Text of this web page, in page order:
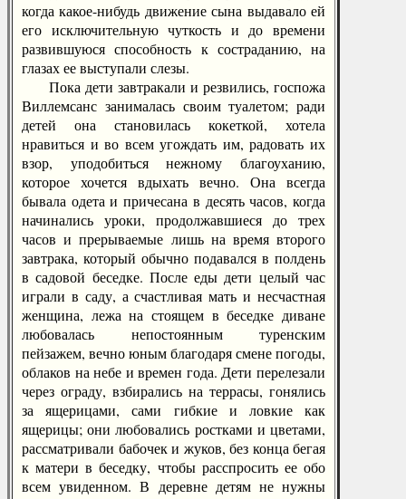
когда какое-нибудь движение сына выдавало ей
его исключительную чуткость и до времени
развившуюся способность к состраданию, на
глазах ее выступали слезы.
Пока дети завтракали и резвились, госпожа
Виллемсанс занималась своим туалетом; ради
детей она становилась кокеткой, хотела
нравиться и во всем угождать им, радовать их
взор, уподобиться нежному благоуханию,
которое хочется вдыхать вечно. Она всегда
бывала одета и причесана в десять часов, когда
начинались уроки, продолжавшиеся до трех
часов и прерываемые лишь на время второго
завтрака, который обычно подавался в полдень
в садовой беседке. После еды дети целый час
играли в саду, а счастливая мать и несчастная
женщина, лежа на стоящем в беседке диване
любовалась непостоянным туренским
пейзажем, вечно юным благодаря смене погоды,
облаков на небе и времен года. Дети перелезали
через ограду, взбирались на террасы, гонялись
за ящерицами, сами гибкие и ловкие как
ящерицы; они любовались ростками и цветами,
рассматривали бабочек и жуков, без конца бегая
к матери в беседку, чтобы расспросить ее обо
всем увиденном. В деревне детям не нужны